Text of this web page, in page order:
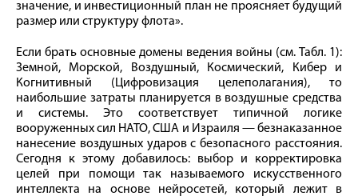
значение, и инвестиционный план не проясняет будущий
размер или структуру флота».
Если брать основные домены ведения войны (см. Табл. 1):
Земной, Морской, Воздушный, Космический, Кибер и
Когнитивный (Цифровизация целеполагания), то
наибольшие затраты планируется в воздушные средства
и системы. Это соответствует типичной логике
вооруженных сил НАТО, США и Израиля — безнаказанное
нанесение воздушных ударов с безопасного расстояния.
Сегодня к этому добавилось: выбор и корректировка
целей при помощи так называемого искусственного
интеллекта на основе нейросетей, который лежит в